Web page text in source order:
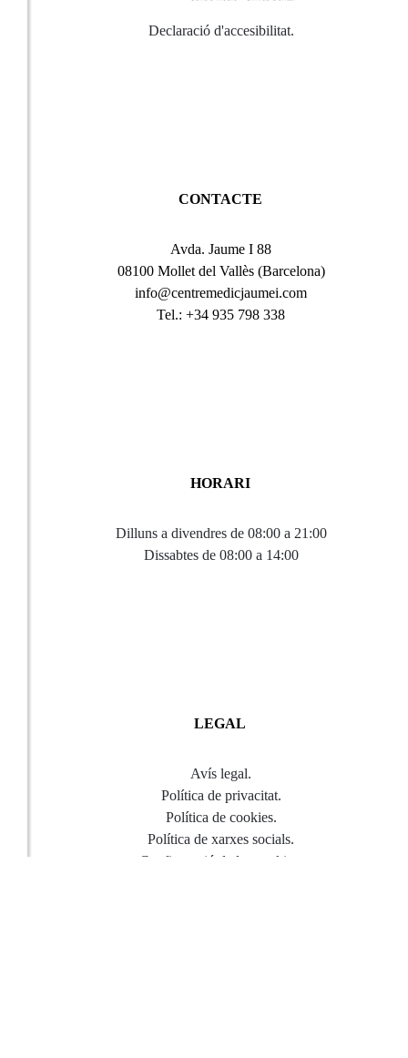
Declaració d'accesibilitat.
CONTACTE
Avda. Jaume I 88
08100 Mollet del Vallès (Barcelona)
info@centremedicjaumei.com
Tel.: +34 935 798 338
HORARI
Dilluns a divendres de 08:00 a 21:00
Dissabtes de 08:00 a 14:00
LEGAL
Avís legal.
Política de privacitat.
Política de cookies.
Política de xarxes socials.
Configuració de las cookies